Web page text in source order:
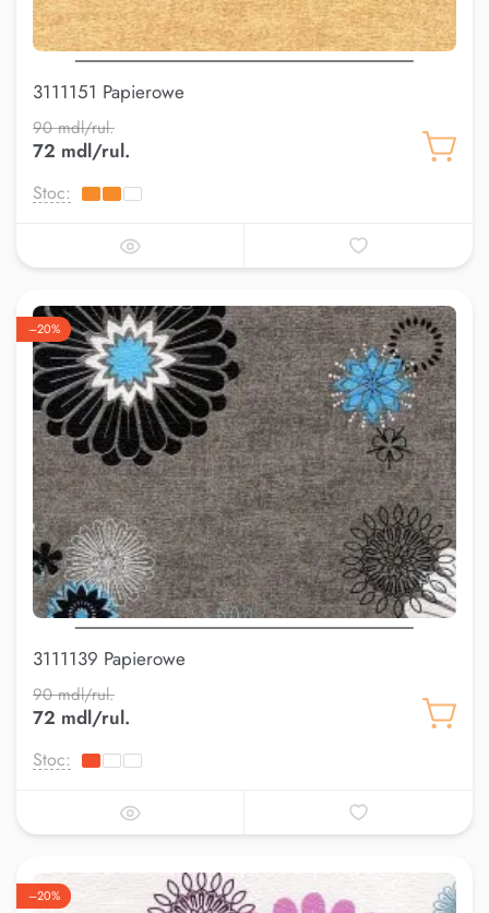
3111151 Papierowe
90 mdl/rul.
72 mdl/rul.
Stoc:
–20%
3111139 Papierowe
90 mdl/rul.
72 mdl/rul.
Stoc:
–20%